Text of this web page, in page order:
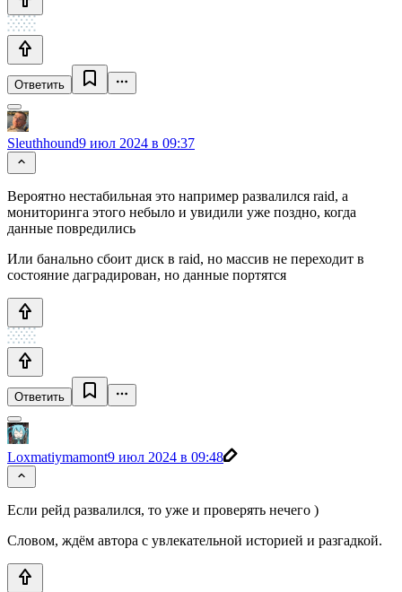
Ответить
Sleuthhound9 июл 2024 в 09:37
Вероятно нестабильная это например развалился raid, а
мониторинга этого небыло и увидили уже поздно, когда
данные повредились
Или банально сбоит диск в raid, но массив не переходит в
состояние даградирован, но данные портятся
Ответить
Loxmatiymamont9 июл 2024 в 09:48
Если рейд развалился, то уже и проверять нечего )
Словом, ждём автора с увлекательной историей и разгадкой.